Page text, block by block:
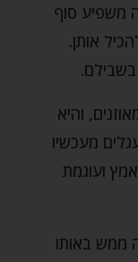
משפיע סוף
אותן.
והיא
מעכשיו
ועוגמת
ממש באותו